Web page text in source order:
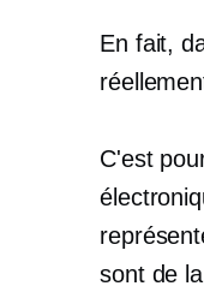
En fait,
C'est
sont de